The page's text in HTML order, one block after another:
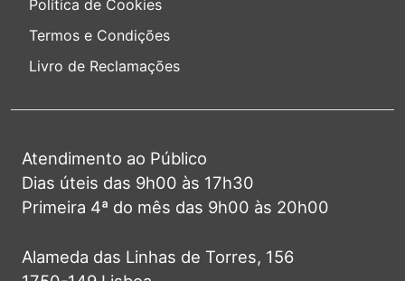
Política de Cookies
Termos e Condições
Livro de Reclamações
Atendimento ao Público
Dias úteis das 9h00 às 17h30
Primeira 4ª do mês das 9h00 às 20h00
Alameda das Linhas de Torres, 156